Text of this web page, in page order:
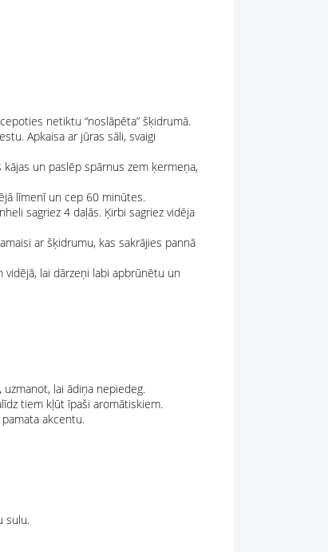
netiktu “noslāpēta” šķidrumā.
Apkaisa ar jūras sāli, svaigi
un paslēp spārnus zem ķermeņa,
līmenī un cep 60 minūtes.
sagriez 4 daļās. Ķirbi sagriez vidēja
ar šķidrumu, kas sakrājies pannā
lai dārzeņi labi apbrūnētu un
lai ādiņa nepiedeg.
tiem kļūt īpaši aromātiskiem.
akcentu.
sulu.